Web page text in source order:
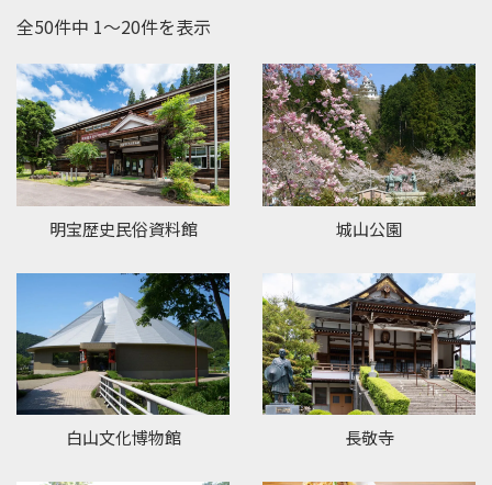
全50件中 1〜20件を表示
明宝歴史民俗資料館 城山公園
白山文化博物館 長敬寺